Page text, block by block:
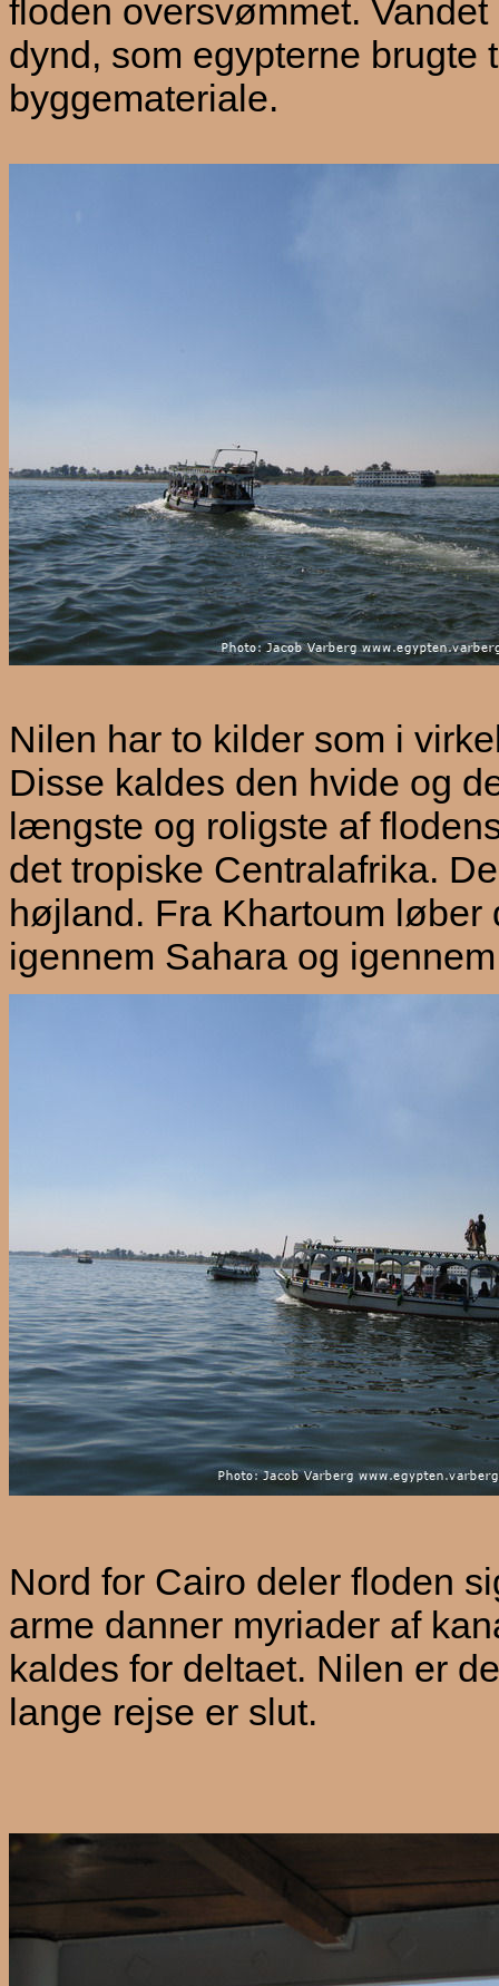
floden oversvømmet.
dynd, som egypterne brugte
byggemateriale.
Nilen har to kilder som i
Disse kaldes den hvide og
længste og roligste af
det tropiske Centralafrika.
højland. Fra Khartoum
igennem Sahara og
Nord for Cairo deler floden
arme danner myriader af
kaldes for deltaet. Nilen er
lange rejse er slut.